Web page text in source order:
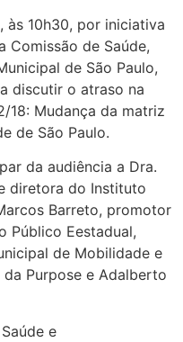
10h30, por iniciativa
Comissão de Saúde,
de São Paulo,
discutir o atraso na
18: Mudança da matriz
de São Paulo.
da audiência a Dra.
diretora do Instituto
Barreto, promotor
Público Eestadual,
de Mobilidade e
Purpose e Adalberto
e